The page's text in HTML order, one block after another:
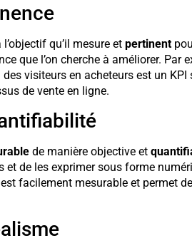
qu’il mesure et pertinent
que l’on cherche à améliorer. Par
visiteurs en acheteurs est un
de vente en ligne.
de manière objective et
et de les exprimer sous forme
facilement mesurable et permet